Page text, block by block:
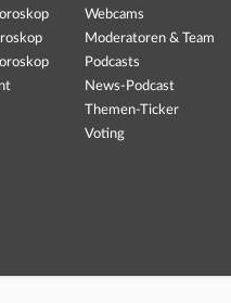
Webcams
Moderatoren & Team
Podcasts
News-Podcast
Themen-Ticker
Voting